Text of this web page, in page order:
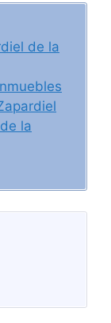
de la
la